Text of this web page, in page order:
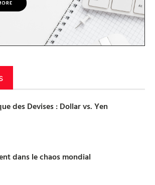
des Devises : Dollar vs. Yen
dans le chaos mondial